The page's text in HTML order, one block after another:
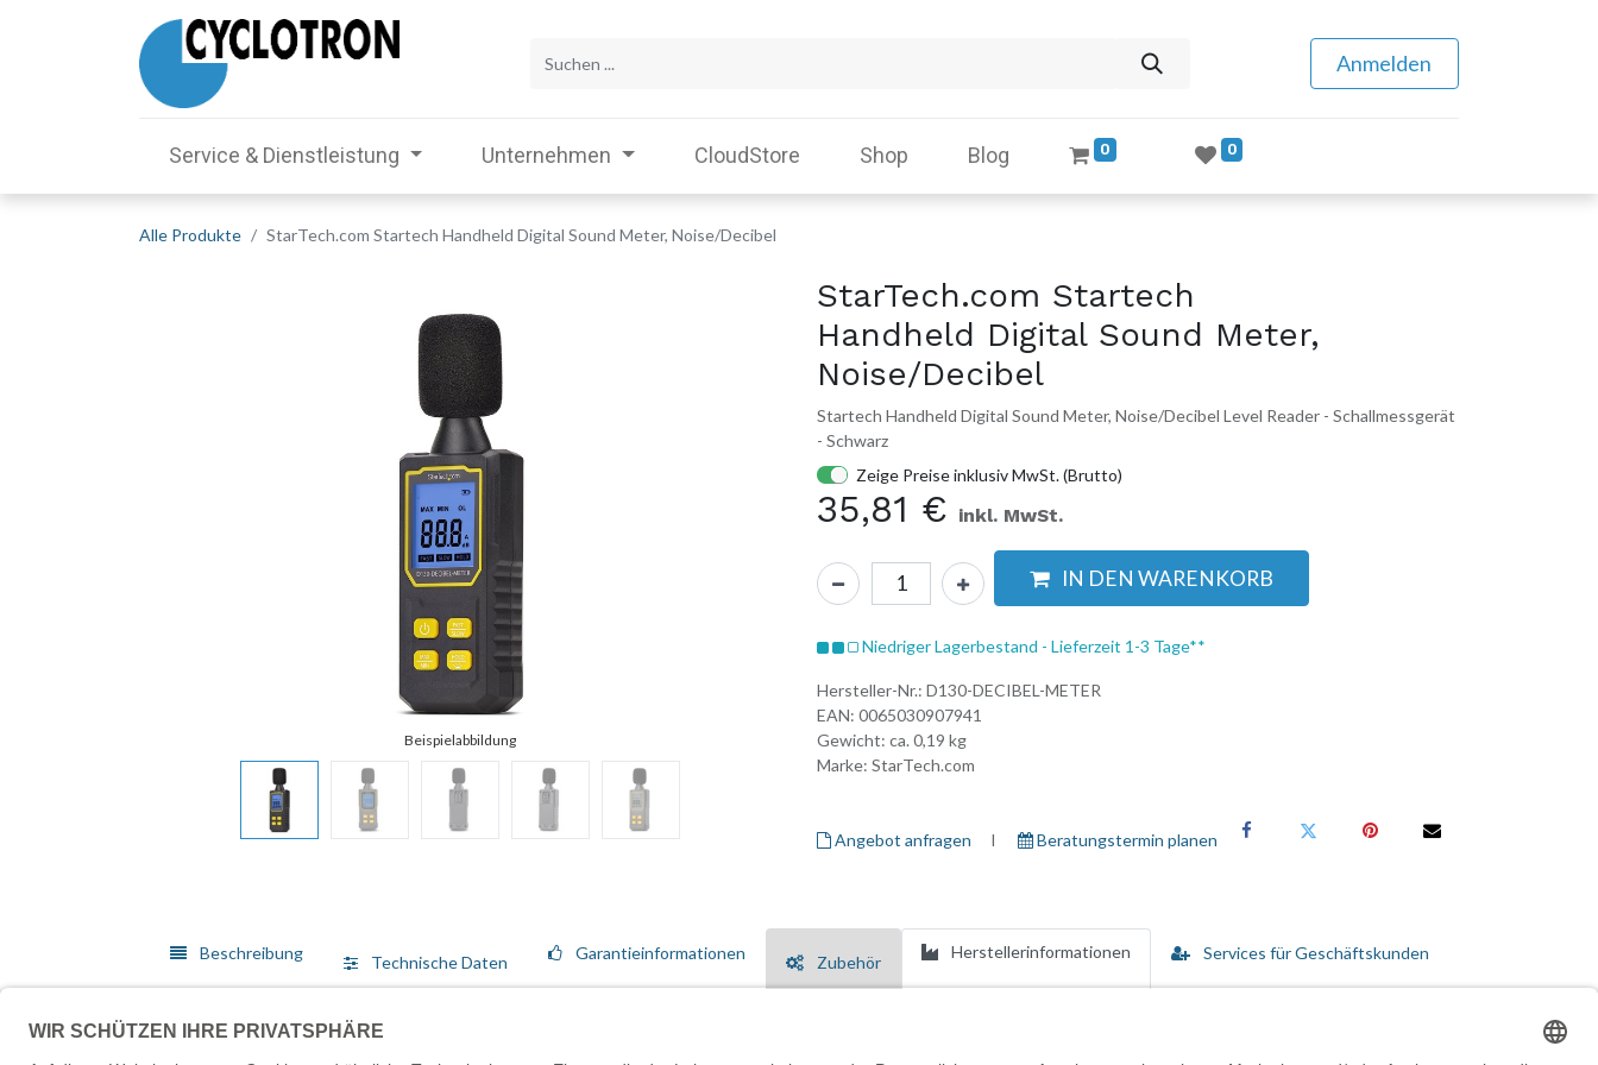
Anmelden
Service & Dienstleistung Unternehmen CloudStore Shop Blog 0 0
Alle Produkte StarTech.com Startech Handheld Digital Sound Meter, Noise/Decibel
StarTech.com Startech
Handheld Digital Sound Meter,
Noise/Decibel
Startech Handheld Digital Sound Meter, Noise/Decibel Level Reader - Schallmessgerät
- Schwarz
Zeige Preise inklusiv MwSt. (Brutto)
35,81 € inkl. MwSt.
IN DEN WARENKORB
Niedriger Lagerbestand - Lieferzeit 1-3 Tage**
Hersteller-Nr.: D130-DECIBEL-METER
EAN: 0065030907941
Gewicht: ca. 0,19 kg
Marke: StarTech.com
Angebot anfragen I ​ Beratungstermin planen
Beschreibung Technische Daten Garantieinformationen Zubehör Herstellerinformationen Services für Geschäftskunden
Führen Sie mit diesem tragbaren digitalen Schallmessgerät sofortige und genaue Schallmessungen in jeder Umgebung durch.